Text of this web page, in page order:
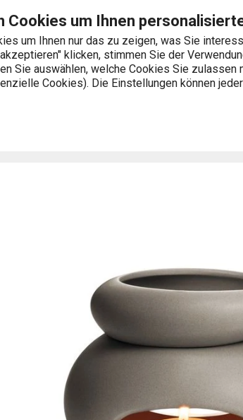
Cookies um Ihnen
um Ihnen nur das zu zeigen, was Sie
klicken, stimmen Sie der
Sie auswählen, welche Cookies Sie
Cookies). Die Einstellungen können
+436 703 082 960
Mo-Fr 08:00-16:00
Wonach